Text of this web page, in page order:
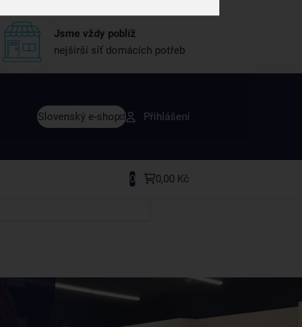
Jsme vždy poblíž
nejširší síť domácích potřeb
Slovenský e-shop Přihlášení
0 0,00 Kč